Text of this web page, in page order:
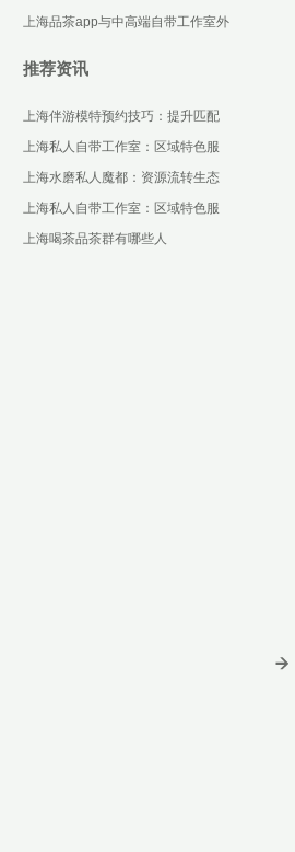
匹配度高的达人_236
上海品茶app与中高端自带工作室外
推荐资讯
上海伴游模特预约技巧：提升匹配
成功率攻略_443
上海私人自带工作室：区域特色服
务对比_49
上海水磨私人魔都：资源流转生态
揭秘
上海私人自带工作室：区域特色服
务对比_478
上海喝茶品茶群有哪些人